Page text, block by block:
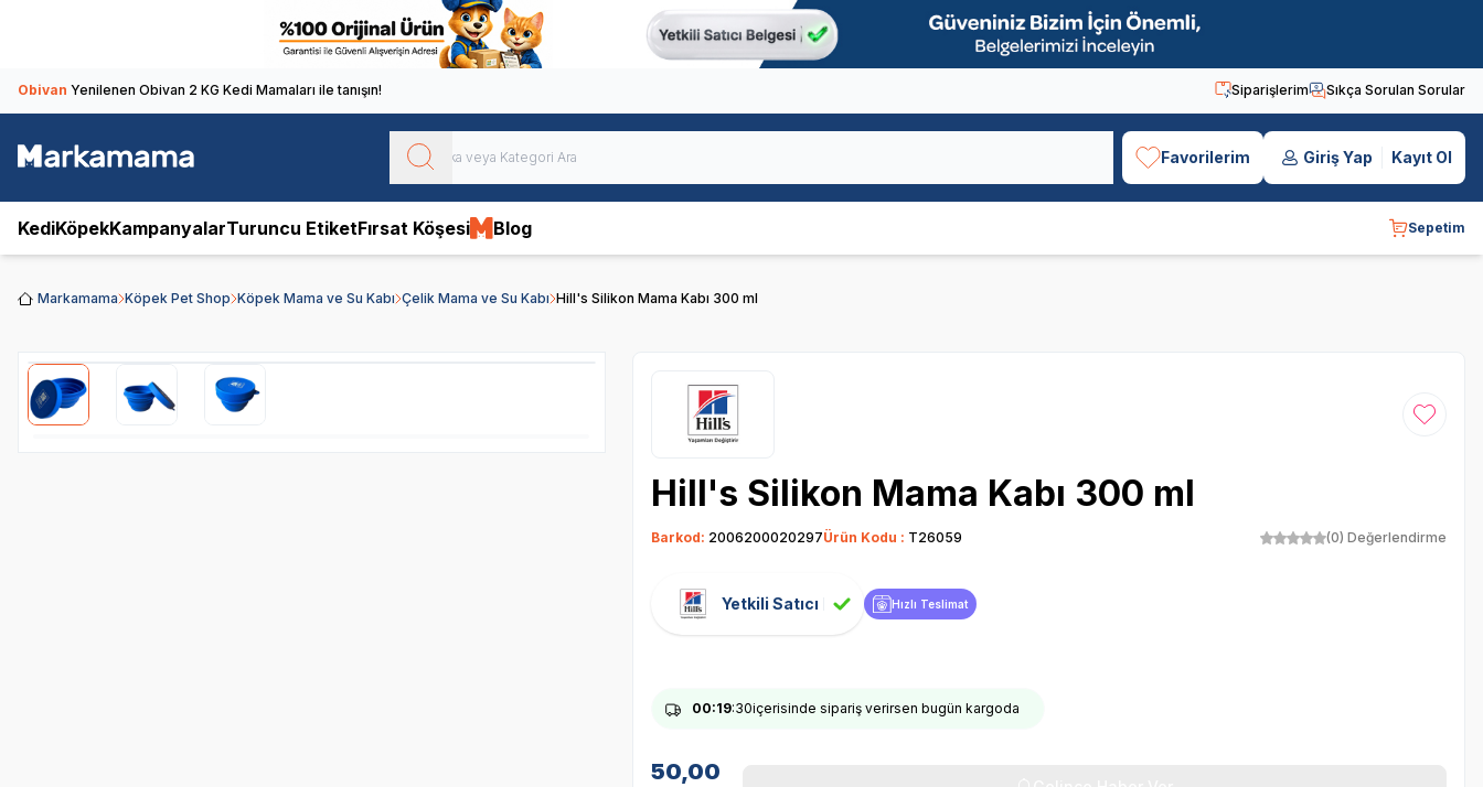
Obivan Yenilenen Obivan 2 KG Kedi Mamaları ile tanışın! Siparişlerim Sıkça Sorulan Sorular
Favorilerim Giriş Yap Kayıt Ol
KediKöpekKampanyalarTuruncu EtiketFırsat Köşesi Blog Sepetim
Markamama Köpek Pet Shop Köpek Mama ve Su Kabı Çelik Mama ve Su Kabı Hill's Silikon Mama Kabı 300 ml
Favoriye
Hill's Silikon Mama Kabı 300 ml
Barkod: 2006200020297Ürün Kodu : T26059 (0) Değerlendirme
Yetkili Satıcı Hızlı Teslimat
00:19:30içerisinde sipariş verirsen bugün kargoda
50,00